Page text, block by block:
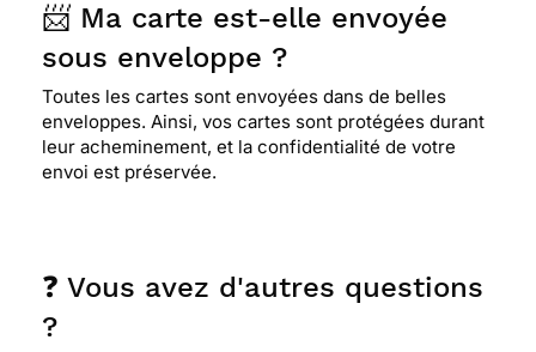
📨 Ma carte est-elle envoyée
sous enveloppe ?
Toutes les cartes sont envoyées dans de belles
enveloppes. Ainsi, vos cartes sont protégées durant
leur acheminement, et la confidentialité de votre
envoi est préservée.
❓ Vous avez d'autres questions
?